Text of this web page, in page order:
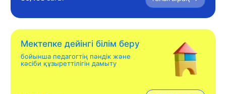
Мектепке дейінгі білім беру
бойынша педагогтің пәндік және
кәсіби құзыреттілігін дамыту